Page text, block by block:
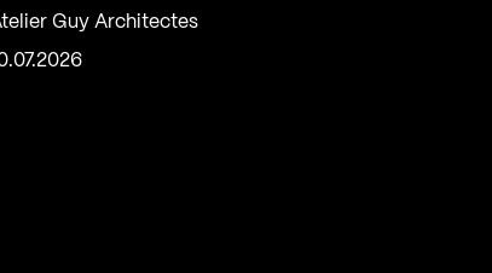
Guy Architectes